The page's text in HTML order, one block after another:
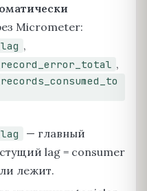
Micrometer:
,
,
— главный
lag = consumer
лежит.